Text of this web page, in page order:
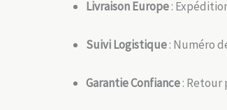
Livraison Europe:
Suivi Logistique: Numéro
Garantie Confiance: Retour